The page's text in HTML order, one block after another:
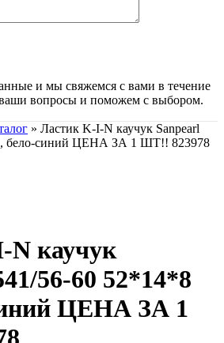
и мы свяжемся с вами в течение
ваши вопросы и поможем с выбором.
» Ластик K-I-N каучук Sanpearl
бело-синий ЦЕНА ЗА 1 ШТ!! 823978
каучук
56-60 52*14*8
ЦЕНА ЗА 1